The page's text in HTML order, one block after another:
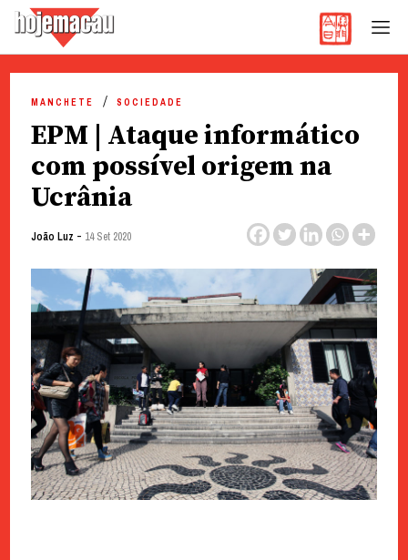
content
MANCHETE SOCIEDADE
EPM | Ataque informático
com possível origem na
Ucrânia
João Luz - 14 Set 2020